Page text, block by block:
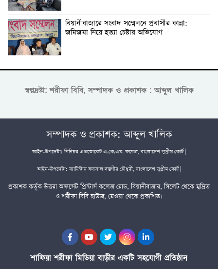
বিয়ানীবাজারে সংবাদ সম্মেলনে প্রবাসীর কান্না:
জমিজমা নিয়ে হত্যা চেষ্টার অভিযোগ
স্বপ্নদ্রষ্টা: শরীফা বিবি, সম্পাদক ও প্রকাশক : আব্দুল খালিক
সম্পাদক ও প্রকাশক: আব্দুল খালিক
আইন-উপদেষ্টা: সিনিয়র এডভোকেট এ.কে.এম. ফয়েজ, বাংলাদেশ সুপ্রীম কোর্ট |
আইন-উপদেষ্টা: ব্যারিস্টার ফয়সাল দস্তগীর চৌধুরী, বাংলাদেশ সুপ্রীম কোর্ট |
প্রকাশক কর্তৃক উত্তরা অফসেট প্রিন্টার্স কলেজ রোড, বিয়ানীবাজার, সিলেট থেকে মুদ্রিত
ও শরীফা বিবি হাউজ, মেওয়া থেকে প্রকাশিত।
শাফিয়া শরীফা মিডিয়া বাড়ীর একটি সহযোগী প্রতিষ্ঠান